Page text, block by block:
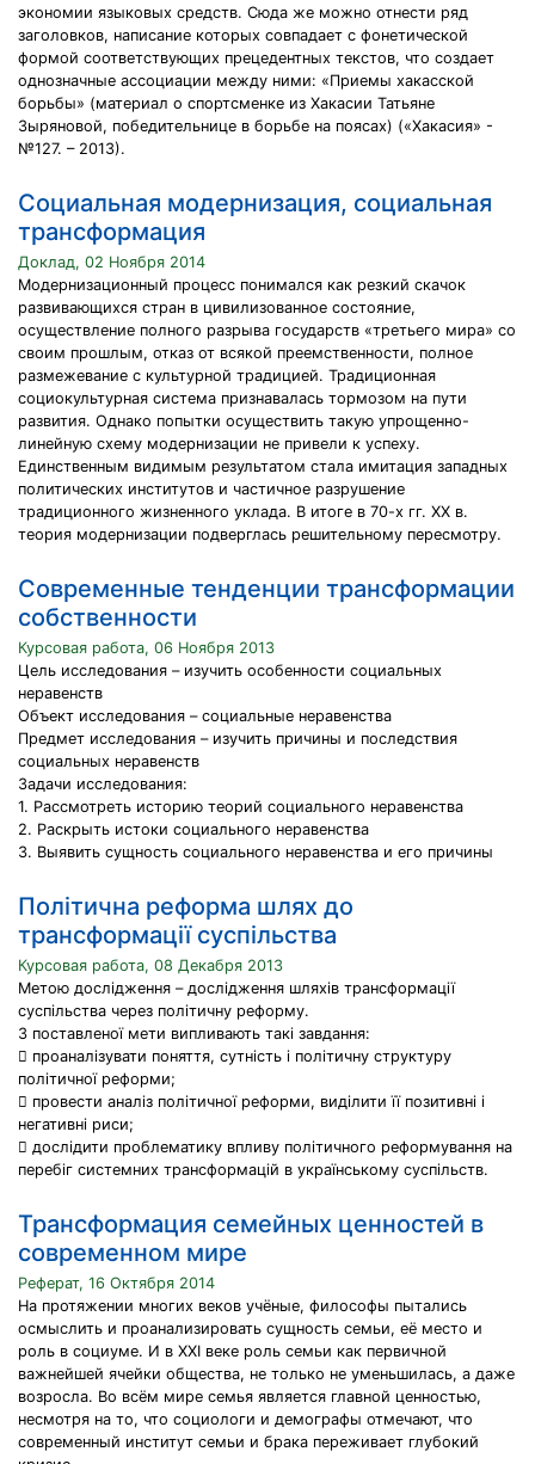
экономии языковых средств. Сюда же можно отнести ряд
заголовков, написание которых совпадает с фонетической
формой соответствующих прецедентных текстов, что создает
однозначные ассоциации между ними: «Приемы хакасской
борьбы» (материал о спортсменке из Хакасии Татьяне
Зыряновой, победительнице в борьбе на поясах) («Хакасия» -
№127. – 2013).
Социальная модернизация, социальная
трансформация
Доклад, 02 Ноября 2014
Модернизационный процесс понимался как резкий скачок
развивающихся стран в цивилизованное состояние,
осуществление полного разрыва государств «третьего мира» со
своим прошлым, отказ от всякой преемственности, полное
размежевание с культурной традицией. Традиционная
социокультурная система признавалась тормозом на пути
развития. Однако попытки осуществить такую упрощенно-
линейную схему модернизации не привели к успеху.
Единственным видимым результатом стала имитация западных
политических институтов и частичное разрушение
традиционного жизненного уклада. В итоге в 70-х гг. ХХ в.
теория модернизации подверглась решительному пересмотру.
Современные тенденции трансформации
собственности
Курсовая работа, 06 Ноября 2013
Цель исследования – изучить особенности социальных
неравенств
Объект исследования – социальные неравенства
Предмет исследования – изучить причины и последствия
социальных неравенств
Задачи исследования:
1. Рассмотреть историю теорий социального неравенства
2. Раскрыть истоки социального неравенства
3. Выявить сущность социального неравенства и его причины
Політична реформа шлях до
трансформації суспільства
Курсовая работа, 08 Декабря 2013
Метою дослідження – дослідження шляхів трансформації
суспільства через політичну реформу.
З поставленої мети випливають такі завдання:
 проаналізувати поняття, сутність і політичну структуру
політичної реформи;
 провести аналіз політичної реформи, виділити її позитивні і
негативні риси;
 дослідити проблематику впливу політичного реформування на
перебіг системних трансформацій в українському суспільств.
Трансформация семейных ценностей в
современном мире
Реферат, 16 Октября 2014
На протяжении многих веков учёные, философы пытались
осмыслить и проанализировать сущность семьи, её место и
роль в социуме. И в XXI веке роль семьи как первичной
важнейшей ячейки общества, не только не уменьшилась, а даже
возросла. Во всём мире семья является главной ценностью,
несмотря на то, что социологи и демографы отмечают, что
современный институт семьи и брака переживает глубокий